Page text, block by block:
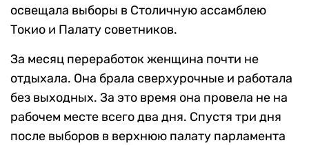
освещала выборы в Столичную ассамблею
Токио и Палату советников.
За месяц переработок женщина почти не
отдыхала. Она брала сверхурочные и работала
без выходных. За это время она провела не на
рабочем месте всего два дня. Спустя три дня
после выборов в верхнюю палату парламента